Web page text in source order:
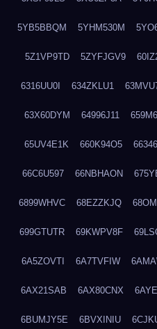
5YB5BBQM 5YHM530M
5Z1VP9TD 5ZYFJGV9
6316UU0I 634ZKLU1
63X60DYM 64996J11
65UV4E1K 660K94O5
66C6U597 66NBHAON
6899WHVC 68EZZKJQ
699GTUTR 69KWPV8F
6A5ZOVTI 6A7TVFIW
6AX21SAB 6AX80CNX
6BUMJY5E 6BVXINIU